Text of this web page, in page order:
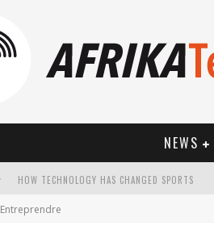
NEWS
HOW TECHNOLOGY HAS CHANGED SPORTS
Entreprendre